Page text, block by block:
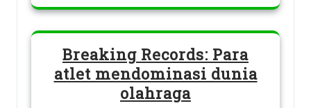
Breaking Records: Para
atlet mendominasi dunia
olahraga